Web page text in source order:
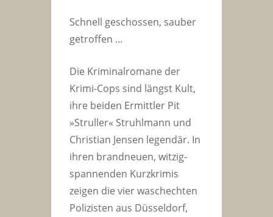
Schnell geschossen, sauber
getroffen …
Die Kriminalromane der
Krimi-Cops sind längst Kult,
ihre beiden Ermittler Pit
»Struller« Struhlmann und
Christian Jensen legendär. In
ihren brandneuen, witzig-
spannenden Kurzkrimis
zeigen die vier waschechten
Polizisten aus Düsseldorf,